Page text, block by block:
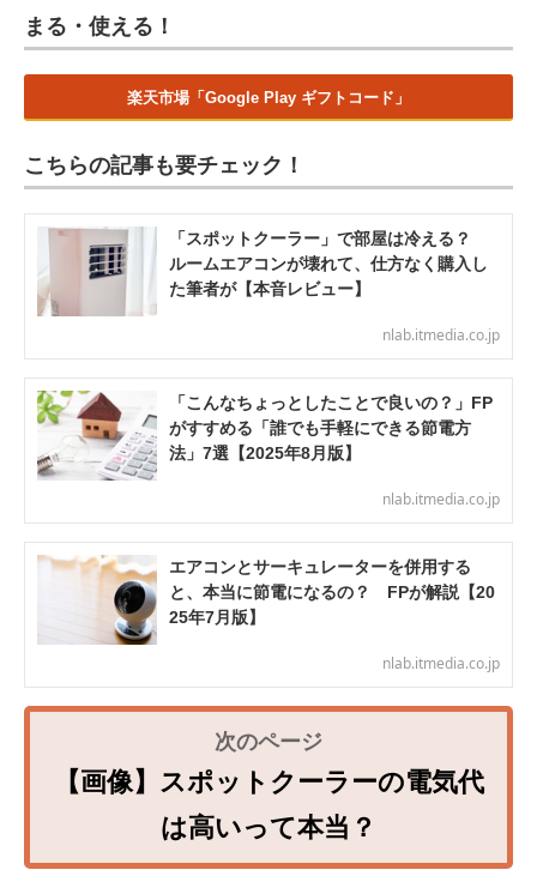
まる・使える！
楽天市場「Google Play ギフトコード」
こちらの記事も要チェック！
「スポットクーラー」で部屋は冷える？
ルームエアコンが壊れて、仕方なく購入し
た筆者が【本音レビュー】
nlab.itmedia.co.jp
「こんなちょっとしたことで良いの？」FP
がすすめる「誰でも手軽にできる節電方
法」7選【2025年8月版】
nlab.itmedia.co.jp
エアコンとサーキュレーターを併用する
と、本当に節電になるの？ FPが解説【20
25年7月版】
nlab.itmedia.co.jp
【画像】スポットクーラーの電気代
は高いって本当？